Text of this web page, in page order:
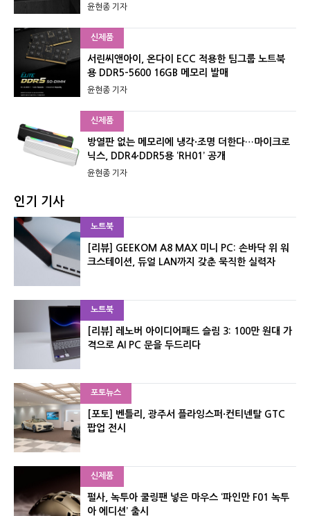
윤현종 기자
신제품
서린씨앤아이, 온다이 ECC 적용한 팀그룹 노트북
용 DDR5-5600 16GB 메모리 발매
윤현종 기자
신제품
방열판 없는 메모리에 냉각·조명 더한다…마이크로
닉스, DDR4·DDR5용 ‘RH01’ 공개
윤현종 기자
인기 기사
노트북
[리뷰] GEEKOM A8 MAX 미니 PC: 손바닥 위 워
크스테이션, 듀얼 LAN까지 갖춘 묵직한 실력자
노트북
[리뷰] 레노버 아이디어패드 슬림 3: 100만 원대 가
격으로 AI PC 문을 두드리다
포토뉴스
[포토] 벤틀리, 광주서 플라잉스퍼·컨티넨탈 GTC
팝업 전시
신제품
펄사, 녹투아 쿨링팬 넣은 마우스 ‘파인만 F01 녹투
아 에디션’ 출시